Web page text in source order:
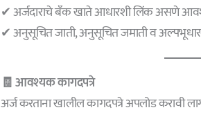
✔ अर्जदाराचे बँक खाते आधारशी लिंक असणे
✔ अनुसूचित जाती, अनुसूचित जमाती व
🧾 आवश्यक कागदपत्रे
अर्ज करताना खालील कागदपत्रे अपलोड करावी